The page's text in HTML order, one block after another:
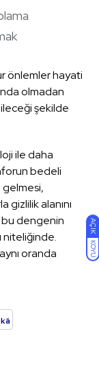
AÇIK
KOYU
önlemler hayati
olmadan
şekilde
ile daha
bedeli
gelmesi,
gizlilik alanını
dengenin
niteliğinde.
oranda